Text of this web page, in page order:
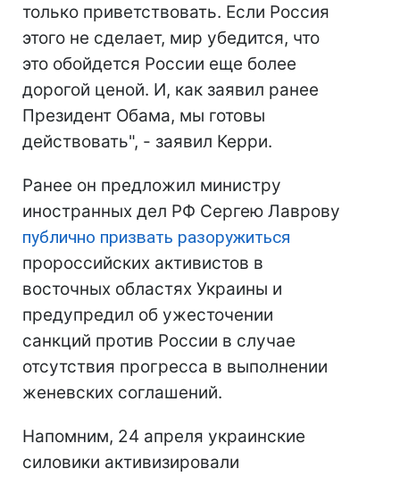
только приветствовать. Если Россия
этого не сделает, мир убедится, что
это обойдется России еще более
дорогой ценой. И, как заявил ранее
Президент Обама, мы готовы
действовать", - заявил Керри.
Ранее он предложил министру
иностранных дел РФ Сергею Лаврову
публично призвать разоружиться
пророссийских активистов в
восточных областях Украины и
предупредил об ужесточении
санкций против России в случае
отсутствия прогресса в выполнении
женевских соглашений.
Напомним, 24 апреля украинские
силовики активизировали